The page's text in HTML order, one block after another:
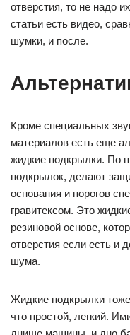
отверстия, то не надо
статьи есть видео,
шумки, и после.
Кроме специальных
материалов есть еще
жидкие подкрылки. По
подкрылок, делают
основания и порогов
гравитексом. Это
резиновой основе,
отверстия если есть и
шума.
Жидкие подкрылки
что простой, легкий.